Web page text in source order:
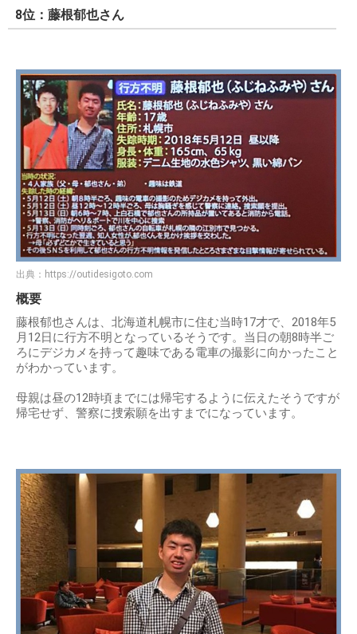
8位：藤根郁也さん
出典： https://outidesigoto.com
概要
藤根郁也さんは、北海道札幌市に住む当時17才で、2018年5
月12日に行方不明となっているそうです。当日の朝8時半ご
ろにデジカメを持って趣味である電車の撮影に向かったこと
がわかっています。
母親は昼の12時頃までには帰宅するように伝えたそうですが
帰宅せず、警察に捜索願を出すまでになっています。